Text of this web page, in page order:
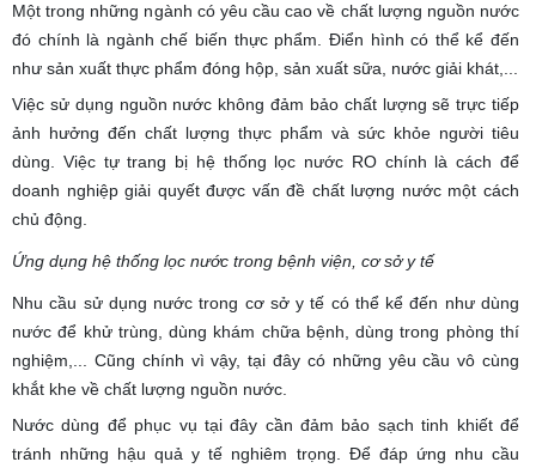
Một trong những ngành có yêu cầu cao về chất lượng nguồn nước
đó chính là ngành chế biến thực phẩm. Điển hình có thể kể đến
như sản xuất thực phẩm đóng hộp, sản xuất sữa, nước giải khát,...
Việc sử dụng nguồn nước không đảm bảo chất lượng sẽ trực tiếp
ảnh hưởng đến chất lượng thực phẩm và sức khỏe người tiêu
dùng. Việc tự trang bị hệ thống lọc nước RO chính là cách để
doanh nghiệp giải quyết được vấn đề chất lượng nước một cách
chủ động.
Ứng dụng hệ thống lọc nước trong bệnh viện, cơ sở y tế
Nhu cầu sử dụng nước trong cơ sở y tế có thể kể đến như dùng
nước để khử trùng, dùng khám chữa bệnh, dùng trong phòng thí
nghiệm,... Cũng chính vì vậy, tại đây có những yêu cầu vô cùng
khắt khe về chất lượng nguồn nước.
Nước dùng để phục vụ tại đây cần đảm bảo sạch tinh khiết để
tránh những hậu quả y tế nghiêm trọng. Để đáp ứng nhu cầu